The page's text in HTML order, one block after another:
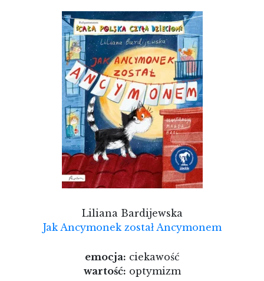
Liliana Bardijewska
Jak Ancymonek został Ancymonem
emocja: ciekawość
wartość: optymizm